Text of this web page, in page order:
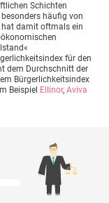
Schichten
häufig von
hat damit oftmals ein
für den
dem Durchschnitt der
Bürgerlichkeitsindex
Beispiel Ellinor, Aviva